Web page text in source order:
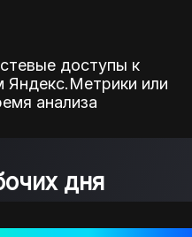
доступы к
Яндекс.Метрики или
анализа
дня